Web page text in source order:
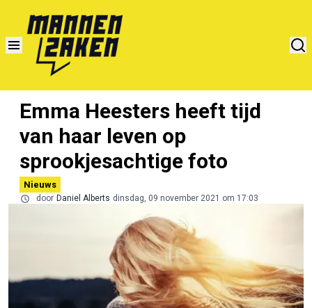
Emma Heesters heeft tijd
van haar leven op
sprookjesachtige foto
Nieuws
door Daniel Alberts dinsdag, 09 november 2021 om 17:03